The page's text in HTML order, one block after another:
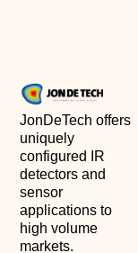
JonDeTech offers
uniquely
configured IR
detectors and
sensor
applications to
high volume
markets.